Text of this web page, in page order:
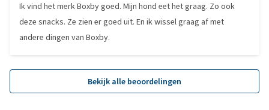
Ik vind het merk Boxby goed. Mijn hond eet het graag. Zo ook
deze snacks. Ze zien er goed uit. En ik wissel graag af met
andere dingen van Boxby.
Bekijk alle beoordelingen